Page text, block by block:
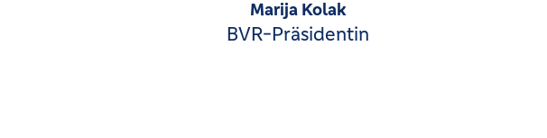
Marija Kolak
BVR-Präsidentin